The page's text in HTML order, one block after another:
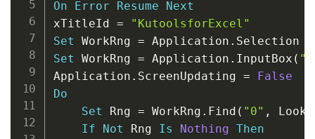
On
Error Resume
Next
xTitleId =
"KutoolsforExcel"
Set WorkRng = Application .
Set WorkRng = Application . InputBox (
Application . ScreenUpdating =
False
Do
Set Rng = WorkRng . Find ( "0" ,
If
Not Rng Is Nothing Then